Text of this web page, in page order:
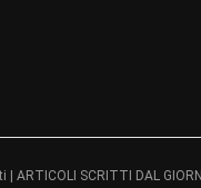
SCRITTI DAL